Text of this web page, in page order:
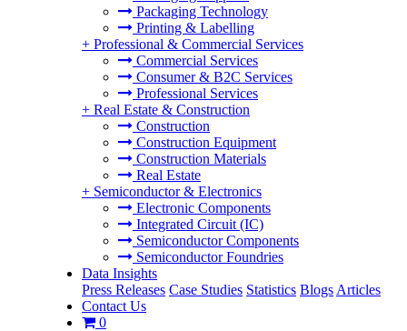
Packaging Technology
Printing & Labelling
+ Professional & Commercial Services
Commercial Services
Consumer & B2C Services
Professional Services
+ Real Estate & Construction
Construction
Construction Equipment
Construction Materials
Real Estate
+ Semiconductor & Electronics
Electronic Components
Integrated Circuit (IC)
Semiconductor Components
Semiconductor Foundries
Data Insights
Press Releases Case Studies Statistics Blogs Articles
Contact Us
0